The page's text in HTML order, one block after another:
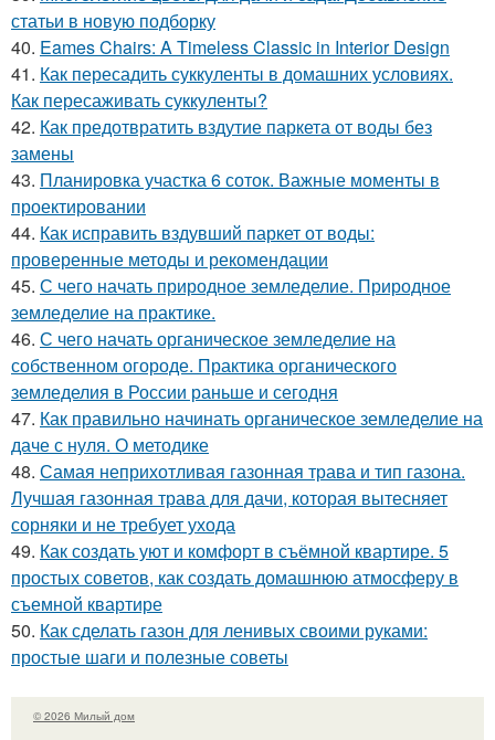
статьи в новую подборку
40. Eames Chairs: A Timeless Classic in Interior Design
41. Как пересадить суккуленты в домашних условиях.
Как пересаживать суккуленты?
42. Как предотвратить вздутие паркета от воды без
замены
43. Планировка участка 6 соток. Важные моменты в
проектировании
44. Как исправить вздувший паркет от воды:
проверенные методы и рекомендации
45. С чего начать природное земледелие. Природное
земледелие на практике.
46. С чего начать органическое земледелие на
собственном огороде. Практика органического
земледелия в России раньше и сегодня
47. Как правильно начинать органическое земледелие на
даче с нуля. О методике
48. Самая неприхотливая газонная трава и тип газона.
Лучшая газонная трава для дачи, которая вытесняет
сорняки и не требует ухода
49. Как создать уют и комфорт в съёмной квартире. 5
простых советов, как создать домашнюю атмосферу в
съемной квартире
50. Как сделать газон для ленивых своими руками:
простые шаги и полезные советы
© 2026 Милый дом